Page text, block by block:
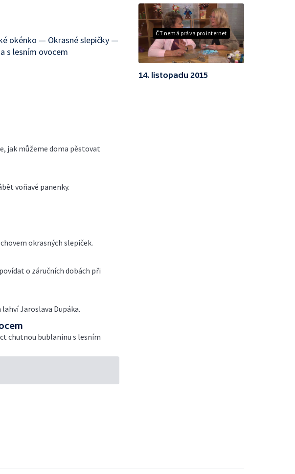
okénko — Okrasné slepičky —
s lesním ovocem
jak můžeme doma pěstovat
voňavé panenky.
okrasných slepiček.
o záručních dobách při
Jaroslava Dupáka.
chutnou bublaninu s lesním
ČT nemá práva pro internet
14. listopadu 2015